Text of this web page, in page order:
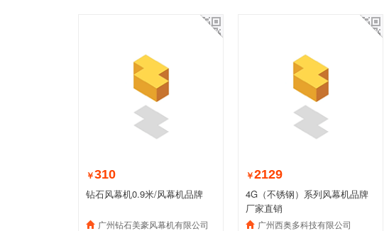
￥310
钻石风幕机0.9米/风幕机品牌
广州钻石美豪风幕机有限公司
￥2129
4G（不锈钢）系列风幕机品牌
厂家直销
广州西奥多科技有限公司